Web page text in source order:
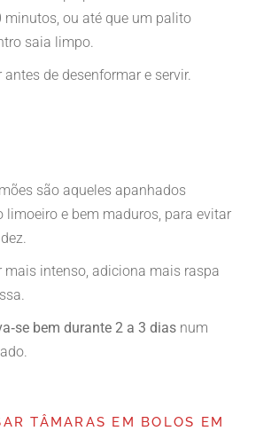
minutos, ou até que um palito
saia limpo.
antes de desenformar e servir.
são aqueles apanhados
limoeiro e bem maduros, para evitar
mais intenso, adiciona mais raspa
bem durante 2 a 3 dias num
TÂMARAS EM BOLOS EM